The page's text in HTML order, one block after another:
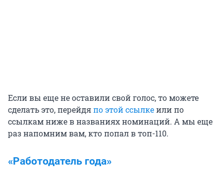
Если вы еще не оставили свой голос, то можете
сделать это, перейдяпо этой ссылкеили по
ссылкам ниже в названиях номинаций. А мы еще
раз напомним вам, кто попал в топ-110.
«Работодатель года»